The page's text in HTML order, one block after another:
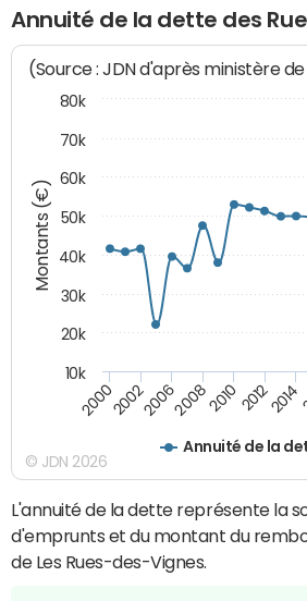
Annuité de la dette des
Montants (€)
(Source : JDN d'après ministère
Annuité de la
20002002200620082010 20122014
10k
20k
30k
40k
50k
60k
70k
80k
© JDN 2026
L'annuité de la dette représente la
d'emprunts et du montant du
de Les Rues-des-Vignes.